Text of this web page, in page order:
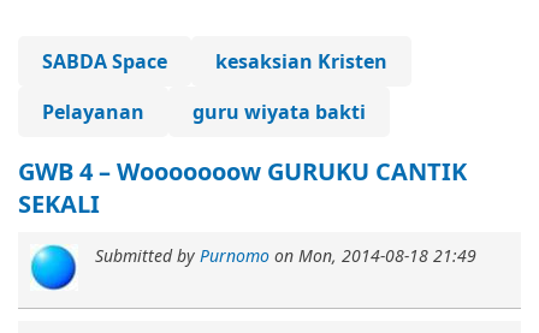
SABDA Space
kesaksian Kristen
Pelayanan
guru wiyata bakti
GWB 4 – Wooooooow GURUKU CANTIK
SEKALI
Submitted by Purnomo on Mon, 2014-08-18 21:49